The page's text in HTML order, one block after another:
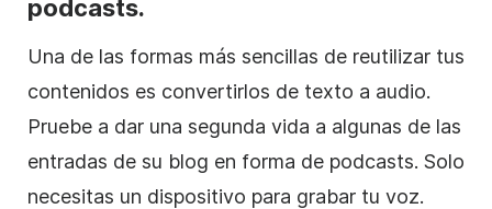
podcasts.
Una de las formas más sencillas de reutilizar tus
contenidos es convertirlos de texto a audio.
Pruebe a dar una segunda vida a algunas de las
entradas de su blog en forma de podcasts. Solo
necesitas un dispositivo para grabar tu voz.